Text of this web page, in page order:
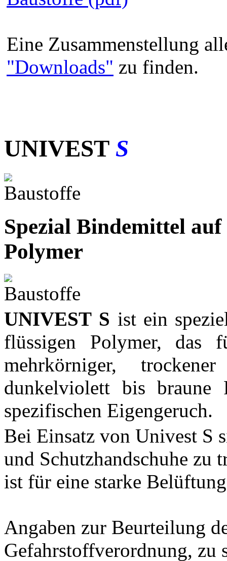
Eine Zusammenstellung
"Downloads" zu finden.
UNIVEST S
Spezial Bindemittel auf
Polymer
UNIVEST S ist ein
flüssigen Polymer, das
mehrkörniger,
dunkelviolett bis braune
spezifischen Eigengeruch.
Bei Einsatz von Univest S
und Schutzhandschuhe zu
ist für eine starke
Angaben zur Beurteilung
Gefahrstoffverordnung, zu